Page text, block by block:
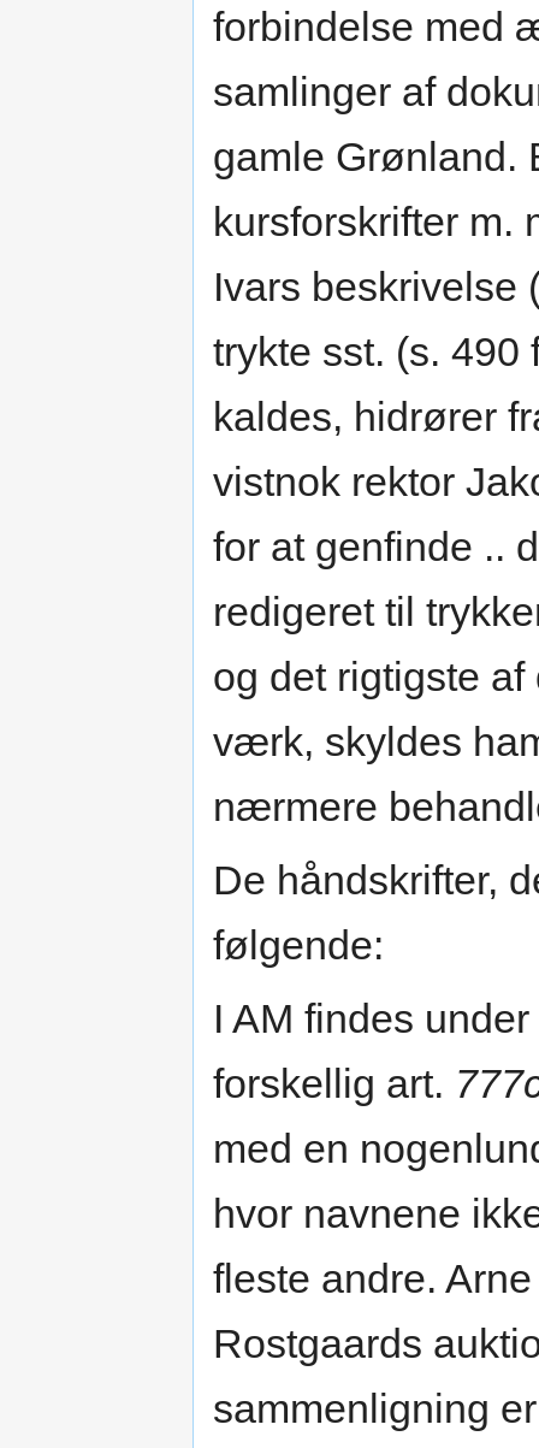
forbindelse med
samlinger af
gamle Grønland.
kursforskrifter m.
Ivars beskrivelse
trykte sst. (s. 490
kaldes, hidrører
vistnok rektor
for at genfinde ..
redigeret til
og det rigtigste
værk, skyldes
nærmere
De håndskrifter,
følgende:
I AM findes
forskellig art.
med en
hvor navnene
fleste andre.
Rostgaards
sammenligning